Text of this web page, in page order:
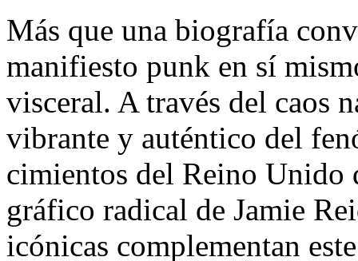
Más que una biografía
manifiesto punk en sí
visceral. A través del caos
vibrante y auténtico del
cimientos del Reino Unido
gráfico radical de Jamie
icónicas complementan